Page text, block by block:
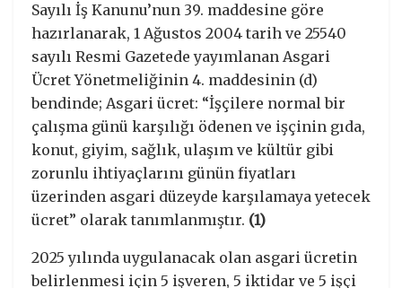
Sayılı İş Kanunu’nun 39. maddesine göre
hazırlanarak, 1 Ağustos 2004 tarih ve 25540
sayılı Resmi Gazetede yayımlanan Asgari
Ücret Yönetmeliğinin 4. maddesinin (d)
bendinde; Asgari ücret: “İşçilere normal bir
çalışma günü karşılığı ödenen ve işçinin gıda,
konut, giyim, sağlık, ulaşım ve kültür gibi
zorunlu ihtiyaçlarını günün fiyatları
üzerinden asgari düzeyde karşılamaya yetecek
ücret” olarak tanımlanmıştır. (1)
2025 yılında uygulanacak olan asgari ücretin
belirlenmesi için 5 işveren, 5 iktidar ve 5 işçi